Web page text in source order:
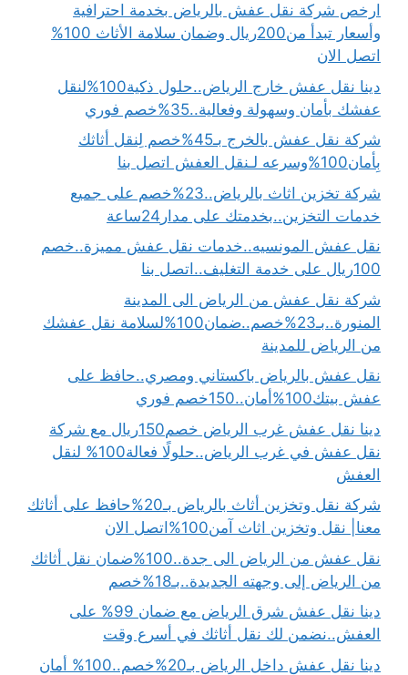
ارخص شركة نقل عفش بالرياض بخدمة احترافية
وأسعار تبدأ من200ريال وضمان سلامة الأثاث 100%
اتصل الان
دينا نقل عفش خارج الرياض..حلول ذكية100%لنقل
عفشك بأمان وسهولة وفعالية..35%خصم فوري
شركة نقل عفش بالخرج بـ45%خصم لِنقل أثاثك
بِأمان100%وسرعه لـنقل العفش اتصل بنا
شركة تخزين اثاث بالرياض..23%خصم على جميع
خدمات التخزين..بخدمتك على مدار24ساعة
نقل عفش المونسيه..خدمات نقل عفش مميزة..خصم
100ريال على خدمة التغليف..اتصل بنا
شركة نقل عفش من الرياض الى المدينة
المنورة..بـ23%خصم..ضمان100%لسلامة نقل عفشك
من الرياض للمدينة
نقل عفش بالرياض باكستاني ومصري..حافظ على
عفش بيتك100%أمان..150خصم فوري
دينا نقل عفش غرب الرياض خصم150ريال مع شركة
نقل عفش في غرب الرياض..حلولًا فعالة100% لنقل
العفش
شركة نقل وتخزين أثاث بالرياض بـ20%حافظ على أثاثك
معنا| نقل وتخزين اثاث آمن100%اتصل الان
نقل عفش من الرياض الى جدة..100%ضمان نقل أثاثك
من الرياض إلى وجهته الجديدة..بـ18%خصم
دينا نقل عفش شرق الرياض مع ضمان 99% على
العفش..نضمن لك نقل أثاثك في أسرع وقت
دينا نقل عفش داخل الرياض بـ20%خصم..100% أمان